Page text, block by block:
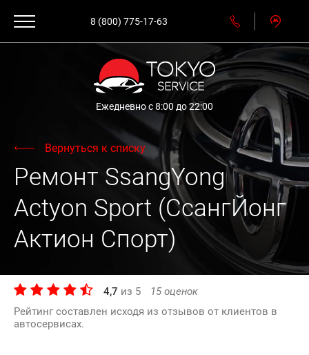
8 (800) 775-17-63
Ежедневно с 8:00 до 22:00
Вернуться к списку
Ремонт SsangYong
Actyon Sport (СсангЙонг
Актион Спорт)
4,7 из 5 15оценок
Рейтинг составлен исходя из отзывов от клиентов в
автосервисах.